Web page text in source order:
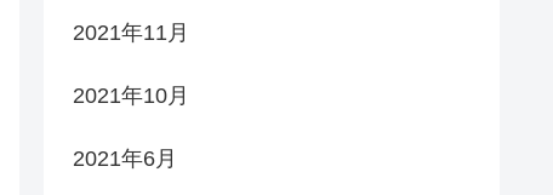
2021年11月
2021年10月
2021年6月